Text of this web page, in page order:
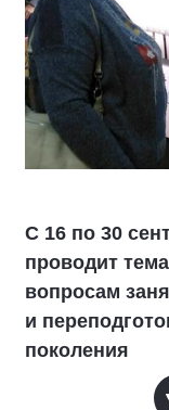
С 16 по 30
проводит
вопросам
и
поколения